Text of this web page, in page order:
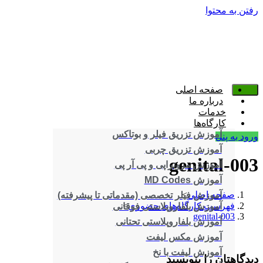
رفتن به محتوا
صفحه اصلی
درباره ما
خدمات
کارگاه‌ها
آموزش تزریق فیلر و بوتاکس
آموزش تزریق چربی
آموزش مزوتراپی و پی آر پی
آموزش MD Codes
آموزش فیلر تخصصی (مقدماتی تا پیشرفته)
آموزش بلفاروپلاستی فوقانی
آموزش بلفاروپلاستی تحتانی
آموزش مکس لیفت
آموزش لیفت با نخ
ورود به پنل
genital-003
صفحه اصلی>
فهرست کارگاه‌های حضوری>
genital-003
دیدگاهتان را بنویسید